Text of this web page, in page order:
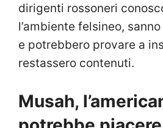
dirigenti rossoneri
l’ambiente felsineo,
e potrebbero provare a
restassero contenuti.
Musah,